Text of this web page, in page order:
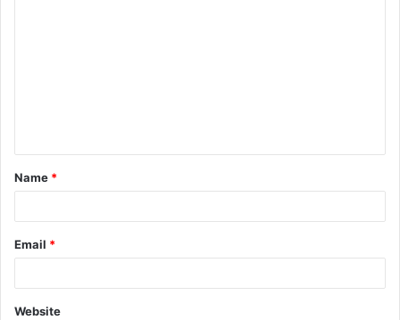
t
*
Name *
Email *
Website